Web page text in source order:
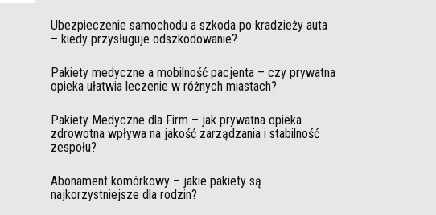
Ubezpieczenie samochodu a szkoda po kradzieży auta
– kiedy przysługuje odszkodowanie?
Pakiety medyczne a mobilność pacjenta – czy prywatna
opieka ułatwia leczenie w różnych miastach?
Pakiety Medyczne dla Firm – jak prywatna opieka
zdrowotna wpływa na jakość zarządzania i stabilność
zespołu?
Abonament komórkowy – jakie pakiety są
najkorzystniejsze dla rodzin?